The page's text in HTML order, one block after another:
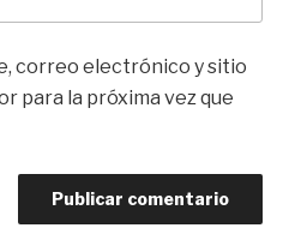
correo electrónico y sitio
para la próxima vez que